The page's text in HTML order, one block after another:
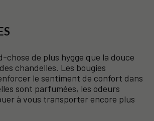
chose de plus hygge que la douce
chandelles. Les bougies
le sentiment de confort dans
sont parfumées, les odeurs
à vous transporter encore plus